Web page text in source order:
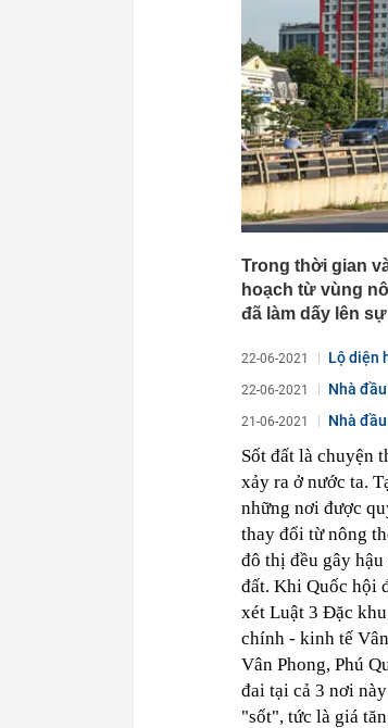
11:00
11:00
11:00
10:58
Trong thời gian
hoạch từ vùng
đã làm dấy lên
22-06-2021 Lộ diện
22-06-2021 Nhà
21-06-2021 Nhà
Sốt đất là chuyện
xảy ra ở nước ta.
những nơi được
thay đổi từ nông
đô thị đều gây hậu
đất. Khi Quốc hội
xét Luật 3 Đặc
chính - kinh tế
Vân Phong, Phú
đai tại cả 3 nơi
"sốt", tức là giá